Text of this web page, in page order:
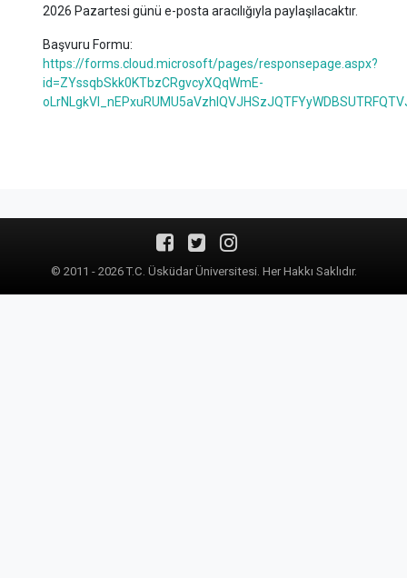
2026 Pazartesi günü e-posta aracılığıyla paylaşılacaktır.
Başvuru Formu:
https://forms.cloud.microsoft/pages/responsepage.aspx?
id=ZYssqbSkk0KTbzCRgvcyXQqWmE-
© 2011 - 2026 T.C. Üsküdar Üniversitesi. Her Hakkı Saklıdır.